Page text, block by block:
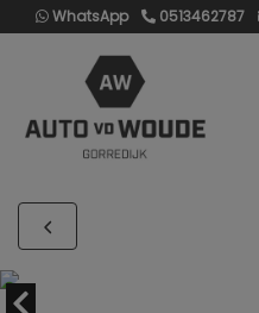
WhatsApp 0513462787